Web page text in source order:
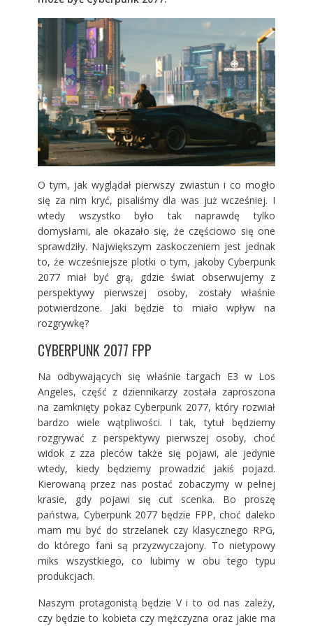
O tym, jak wyglądał pierwszy zwiastun i co mogło
się za nim kryć, pisaliśmy dla was już wcześniej. I
wtedy wszystko było tak naprawdę tylko
domysłami, ale okazało się, że częściowo się one
sprawdziły. Największym zaskoczeniem jest jednak
to, że wcześniejsze plotki o tym, jakobyCyberpunk
2077miał być grą, gdzie świat obserwujemy z
perspektywy pierwszej osoby, zostały właśnie
potwierdzone. Jaki będzie to miało wpływ na
rozgrywkę?
CYBERPUNK 2077 FPP
Na odbywających się właśnie targach E3 w Los
Angeles, część z dziennikarzy została zaproszona
na zamknięty pokaz Cyberpunk 2077, który rozwiał
bardzo wiele wątpliwości. I tak, tytuł będziemy
rozgrywać z perspektywy pierwszej osoby, choć
widok z zza pleców także się pojawi, ale jedynie
wtedy, kiedy będziemy prowadzić jakiś pojazd.
Kierowaną przez nas postać zobaczymy w pełnej
krasie, gdy pojawi się cut scenka. Bo proszę
państwa, Cyberpunk 2077 będzie FPP, choć daleko
mam mu być do strzelanek czy klasycznego RPG,
do którego fani są przyzwyczajony. To nietypowy
miks wszystkiego, co lubimy w obu tego typu
produkcjach.
Naszym protagonistą będzie V i to od nas zależy,
czy będzie to kobieta czy mężczyzna oraz jakie ma